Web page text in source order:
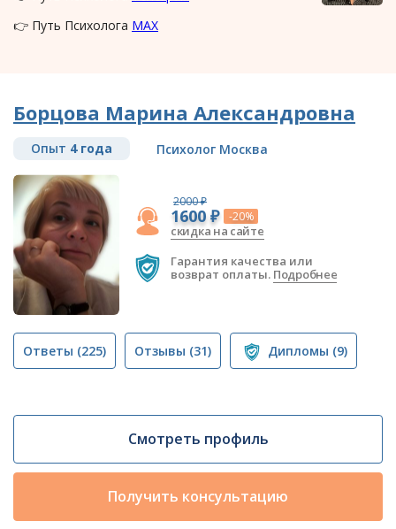
👉 Путь Психолога MAX
Борцова Марина Александровна
Опыт 4 года Психолог Москва
2000 ₽
1600 ₽ -20%
скидка на сайте
Гарантия качества или
возврат оплаты. Подробнее
Ответы (225) Отзывы (31) Дипломы (9)
Смотреть профиль
Получить консультацию